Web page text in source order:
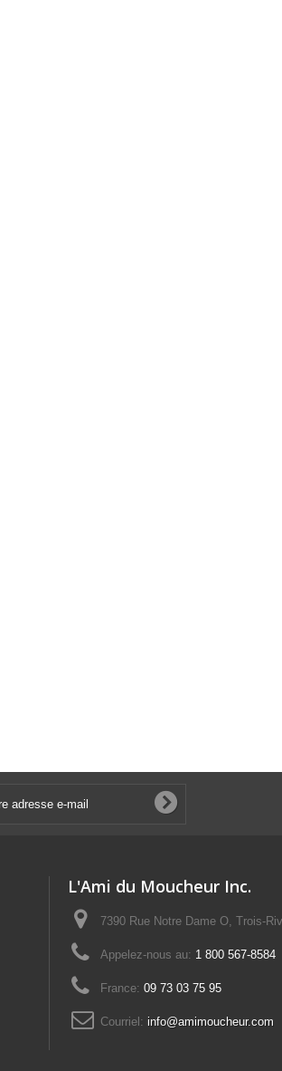
L'Ami du Moucheur Inc.
7390 Rue Notre Dame O, Trois-
Appelez-nous au: 1 800 567-8584
France: 09 73 03 75 95
Courriel: info@amimoucheur.com